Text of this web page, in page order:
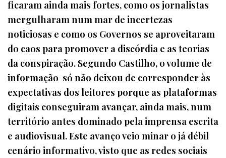
ficaram ainda mais fortes, como os jornalistas
mergulharam num mar de incertezas
noticiosas e como os Governos se aproveitaram
do caos para promover a discórdia e as teorias
da conspiração. Segundo Castilho, o volume de
informação só não deixou de corresponder às
expectativas dos leitores porque as plataformas
digitais conseguiram avançar, ainda mais, num
território antes dominado pela imprensa escrita
e audiovisual. Este avanço veio minar o já débil
cenário informativo, visto que as redes sociais